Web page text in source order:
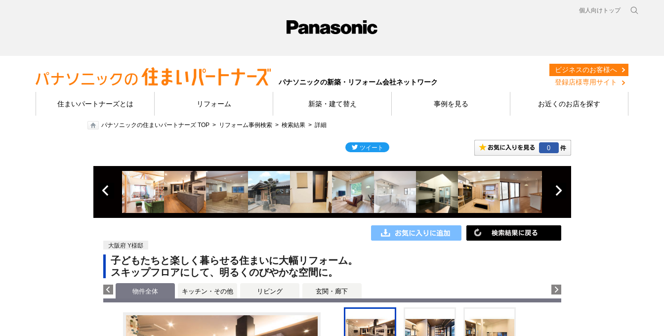
個人向けトップ
パナソニックの新築・リフォーム会社ネットワーク
ビジネスのお客様へ
登録店様専用サイト
住まいパートナーズとは リフォーム 新築・建て替え 事例を見る お近くのお店を探す
パナソニックの住まいパートナーズ TOP リフォーム事例検索 検索結果 詳細
0
大阪府 Y様邸
子どもたちと楽しく暮らせる住まいに大幅リフォーム。
スキップフロアにして、明るくのびやかな空間に。
物件全体 キッチン・その他 リビング 玄関・廊下